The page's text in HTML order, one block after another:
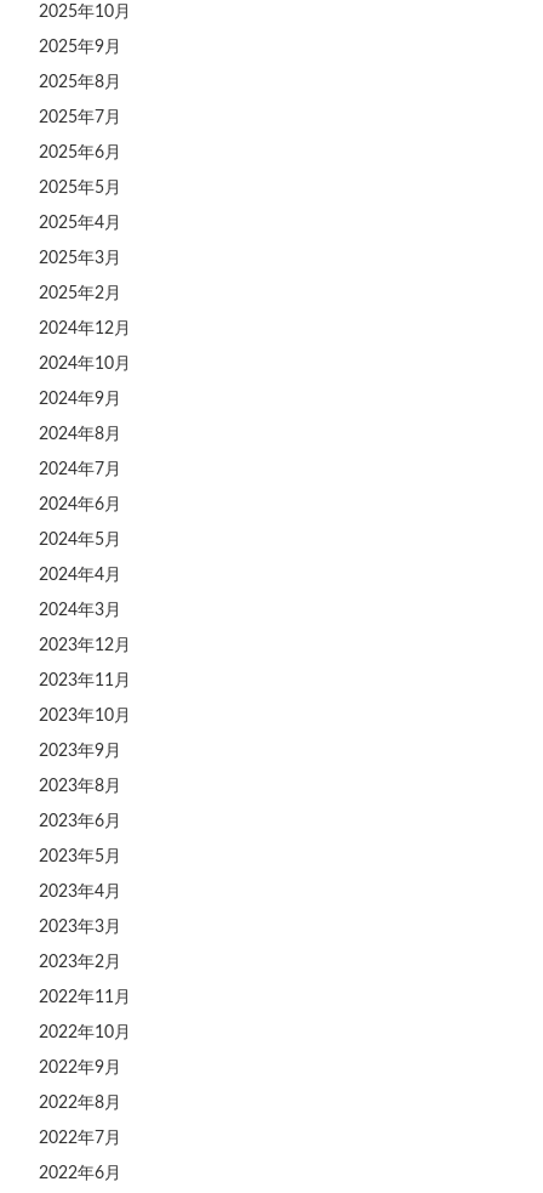
2025年10月
2025年9月
2025年8月
2025年7月
2025年6月
2025年5月
2025年4月
2025年3月
2025年2月
2024年12月
2024年10月
2024年9月
2024年8月
2024年7月
2024年6月
2024年5月
2024年4月
2024年3月
2023年12月
2023年11月
2023年10月
2023年9月
2023年8月
2023年6月
2023年5月
2023年4月
2023年3月
2023年2月
2022年11月
2022年10月
2022年9月
2022年8月
2022年7月
2022年6月